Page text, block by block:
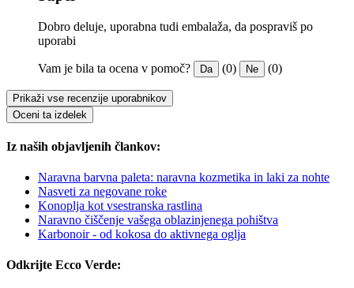
Dobro deluje, uporabna tudi embalaža, da pospraviš po
uporabi
Vam je bila ta ocena v pomoč? Da (0) Ne (0)
Prikaži vse recenzije uporabnikov
Oceni ta izdelek
Iz naših objavljenih člankov:
Naravna barvna paleta: naravna kozmetika in laki za nohte
Nasveti za negovane roke
Konoplja kot vsestranska rastlina
Naravno čiščenje vašega oblazinjenega pohištva
Karbonoir - od kokosa do aktivnega oglja
Odkrijte Ecco Verde: